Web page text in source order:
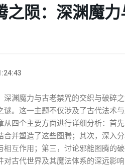
之陨：深渊魔
深渊魔力与古老禁咒的交织与破碎
谜。这一主题不仅涉及了古代法术
从四个主要方面进行详细分析：首
合并塑造了这些图腾；其次，深入
相互作用；第三，讨论邪能图腾的
对古代世界及其魔法体系的深远影